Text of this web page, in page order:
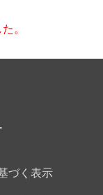
。
づく表示